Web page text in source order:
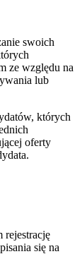
swoich
ze względu na
lub
których
oferty
rejestrację
się na